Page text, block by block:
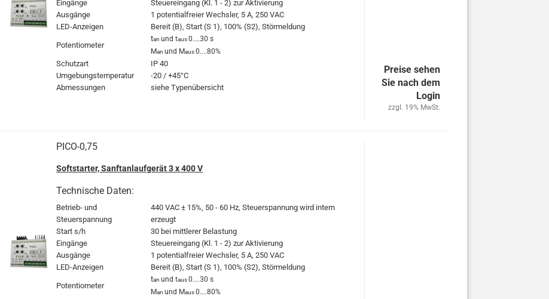
Eingänge
Steuereingang (Kl. 1 - 2) zur Aktivierung
Ausgänge
1 potentialfreier Wechsler, 5 A, 250 VAC
LED-Anzeigen
Bereit (B), Start (S 1), 100% (S2), Störmeldung
Potentiometer
tan und taus0....30 s
Man und Maus0....80%
Schutzart
IP 40
Umgebungstemperatur
-20 / +45°C
Abmessungen
siehe Typenübersicht
Preise sehen
Sie nach dem
Login
zzgl. 19% MwSt.
PICO-0,75
Softstarter, Sanftanlaufgerät 3 x 400 V
Technische Daten:
Betrieb- und
Steuerspannung
440 VAC ± 15%, 50 - 60 Hz, Steuerspannung wird intern
erzeugt
Start s/h
30 bei mittlerer Belastung
Eingänge
Steuereingang (Kl. 1 - 2) zur Aktivierung
Ausgänge
1 potentialfreier Wechsler, 5 A, 250 VAC
LED-Anzeigen
Bereit (B), Start (S 1), 100% (S2), Störmeldung
Potentiometer
tan und taus0....30 s
Man und Maus0....80%